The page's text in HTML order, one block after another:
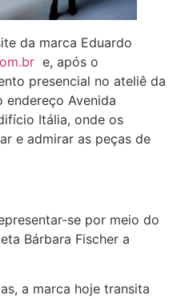
da marca Eduardo
e, após o
presencial no ateliê da
endereço Avenida
Itália, onde os
e admirar as peças de
se por meio do
Bárbara Fischer a
a marca hoje transita